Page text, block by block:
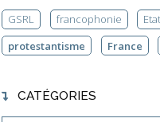
GSRL francophonie
protestantisme
France
CATÉGORIES